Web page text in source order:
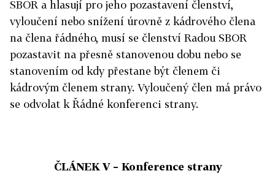
SBOR a hlasují pro jeho pozastavení členství,
vyloučení nebo snížení úrovně z kádrového člena
na člena řádného, musí se členství Radou SBOR
pozastavit na přesně stanovenou dobu nebo se
stanovením od kdy přestane být členem či
kádrovým členem strany. Vyloučený člen má právo
se odvolat k Řádné konferenci strany.
ČLÁNEK V – Konference strany